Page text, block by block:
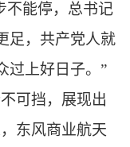
不能停，总书记
足，共产党人就
过上好日子。”
可挡，展现出
东风商业航天